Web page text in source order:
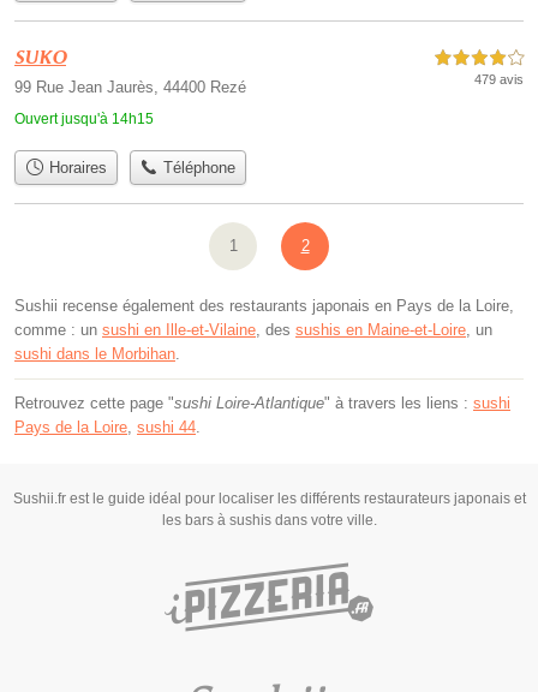
SUKO
99 Rue Jean Jaurès, 44400 Rezé
Ouvert jusqu'à 14h15
4,0 étoiles sur 5
479 avis
Horaires Téléphone
1 2
Sushii recense également des restaurants japonais en Pays de la Loire,
comme : un sushi en Ille-et-Vilaine , des sushis en Maine-et-Loire , un
sushi dans le Morbihan
Retrouvez cette page "sushi Loire-Atlantique" à travers les liens : sushi
Pays de la Loire sushi 44
Sushii.fr est le guide idéal pour localiser les différents restaurateurs japonais et
les bars à sushis dans votre ville.